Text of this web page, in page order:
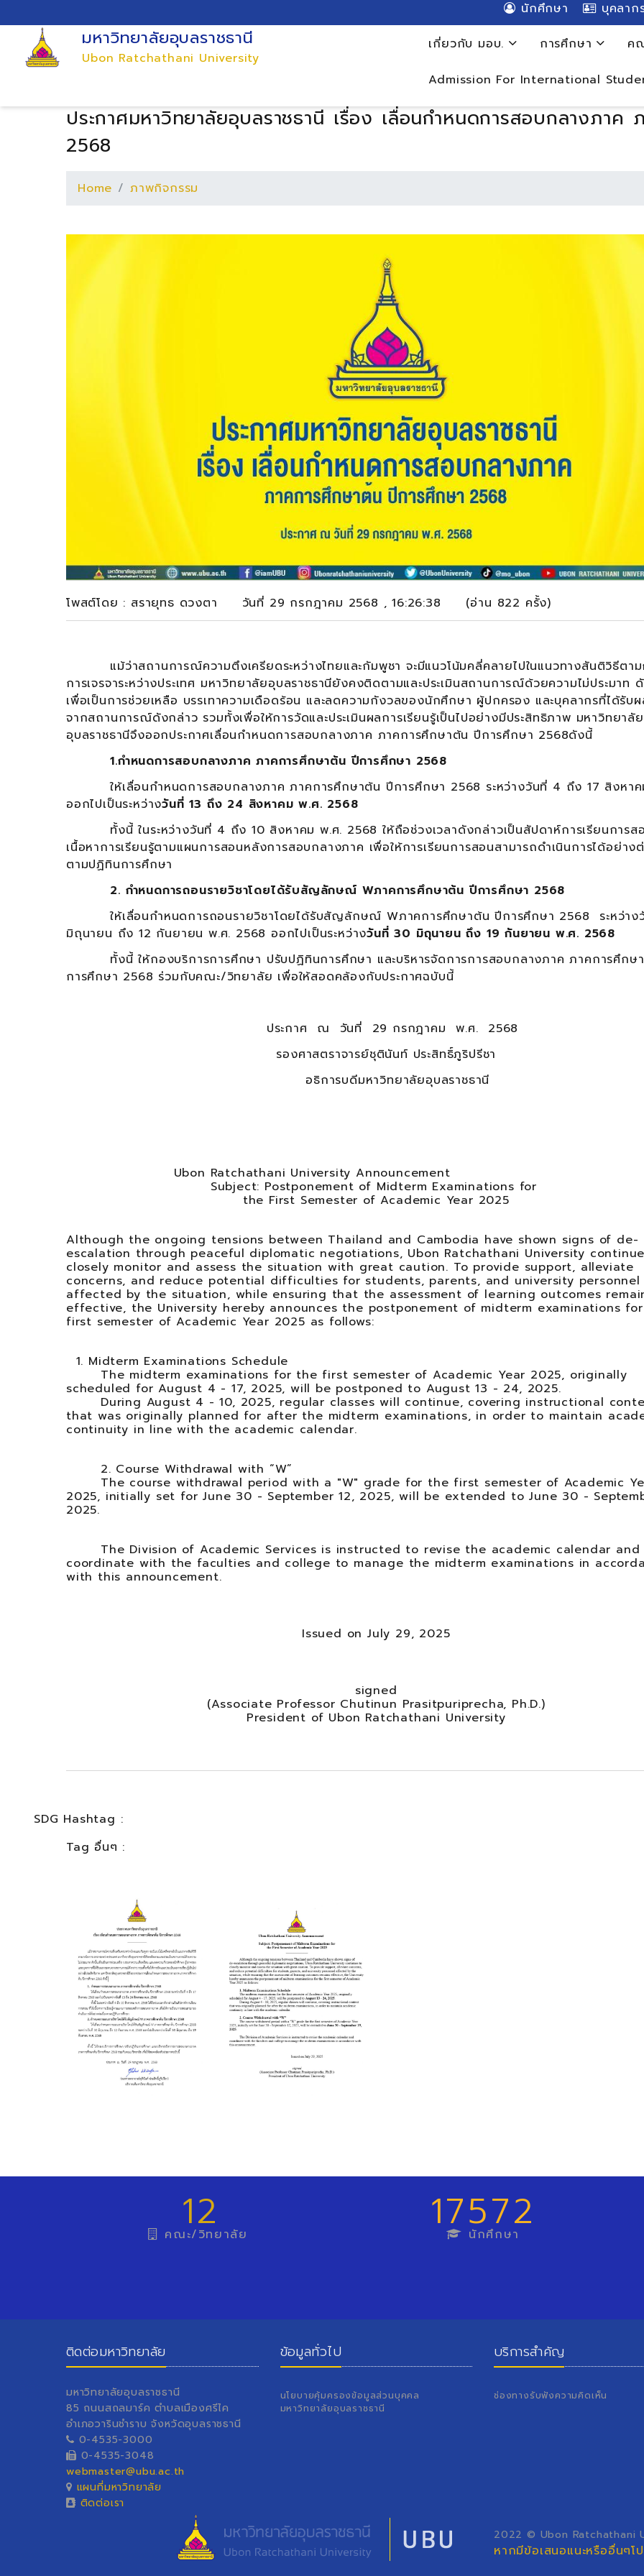
นักศึกษา บุคลาก
มหาวิทยาลัยอุบลราชธานี
Ubon Ratchathani University
เกี่ยวกับ มอบ. การศึกษา ค
Admission For International
ประกาศมหาวิทยาลัยอุบลราชธานี เรื่อง เลื่อนกำหนดการสอบกลางภา
2568
Home ภาพกิจกรรม
โพสต์โดย : สรายุทธ ดวงตา วันที่ 29 กรกฎาคม 2568 , 16:26:38 (อ่าน 822 ครั้ง)
แม้ว่าสถานการณ์ความตึงเครียดระหว่างไทยและกัมพูชา จะมีแนวโน้มคลี่คลายไปในแนวทางสันติวิธีตา
การเจรจาระหว่างประเทศ มหาวิทยาลัยอุบลราชธานียังคงติดตามและประเมินสถานการณ์ด้วยความไม่ประมาท
เพื่อเป็นการช่วยเหลือ บรรเทาความเดือดร้อน และลดความกังวลของนักศึกษา ผู้ปกครอง และบุคลากรที่ได้รับ
จากสถานการณ์ดังกล่าว รวมทั้งเพื่อให้การวัดและประเมินผลการเรียนรู้เป็นไปอย่างมีประสิทธิภาพ มหาวิทยาลัย
อุบลราชธานีจึงออกประกาศเลื่อนกำหนดการสอบกลางภาค ภาคการศึกษาต้น ปีการศึกษา 2568ดังนี้
1.กำหนดการสอบกลางภาค ภาคการศึกษาต้น ปีการศึกษา 2568
ให้เลื่อนกำหนดการสอบกลางภาค ภาคการศึกษาต้น ปีการศึกษา 2568 ระหว่างวันที่ 4 ถึง 17 สิงหา
ออกไปเป็นระหว่างวันที่ 13 ถึง 24 สิงหาคม พ.ศ. 2568
ทั้งนี้ ในระหว่างวันที่ 4 ถึง 10 สิงหาคม พ.ศ. 2568 ให้ถือช่วงเวลาดังกล่าวเป็นสัปดาห์การเรียนการส
เนื้อหาการเรียนรู้ตามแผนการสอนหลังการสอบกลางภาค เพื่อให้การเรียนการสอนสามารถดำเนินการได้อย่าง
ตามปฏิทินการศึกษา
2. กำหนดการถอนรายวิชาโดยได้รับสัญลักษณ์ Wภาคการศึกษาต้น ปีการศึกษา 2568
ให้เลื่อนกำหนดการถอนรายวิชาโดยได้รับสัญลักษณ์ Wภาคการศึกษาต้น ปีการศึกษา 2568 ระหว่าง
มิถุนายน ถึง 12 กันยายน พ.ศ. 2568 ออกไปเป็นระหว่างวันที่ 30 มิถุนายน ถึง 19 กันยายน พ.ศ. 2568
ทั้งนี้ ให้กองบริการการศึกษา ปรับปฏิทินการศึกษา และบริหารจัดการการสอบกลางภาค ภาคการศึกษ
การศึกษา 2568 ร่วมกับคณะ/วิทยาลัย เพื่อให้สอดคล้องกับประกาศฉบับนี้
ประกาศ ณ วันที่ 29 กรกฎาคม พ.ศ. 2568
รองศาสตราจารย์ชุตินันท์ ประสิทธิ์ภูริปรีชา
อธิการบดีมหาวิทยาลัยอุบลราชธานี
Ubon Ratchathani University Announcement
Subject: Postponement of Midterm Examinations for
the First Semester of Academic Year 2025
Although the ongoing tensions between Thailand and Cambodia have shown signs of de-
escalation through peaceful diplomatic negotiations, Ubon Ratchathani University
closely monitor and assess the situation with great caution. To provide support, alleviate
concerns, and reduce potential difficulties for students, parents, and university personnel
affected by the situation, while ensuring that the assessment of learning outcomes
effective, the University hereby announces the postponement of midterm examinations
first semester of Academic Year 2025 as follows:
1. Midterm Examinations Schedule
The midterm examinations for the first semester of Academic Year 2025, originally
scheduled for August 4 - 17, 2025, will be postponed to August 13 - 24, 2025.
During August 4 - 10, 2025, regular classes will continue, covering instructional
that was originally planned for after the midterm examinations, in order to maintain
continuity in line with the academic calendar.
2. Course Withdrawal with “W”
The course withdrawal period with a "W" grade for the first semester of Academic
2025, initially set for June 30 - September 12, 2025, will be extended toJune 30 -
2025.
The Division of Academic Services is instructed to revise the academic calendar and
coordinate with the faculties and college to manage the midterm examinations in
with this announcement.
Issued on July 29, 2025
signed
(Associate Professor Chutinun Prasitpuriprecha, Ph.D.)
President of Ubon Ratchathani University
SDG Hashtag :
Tag อื่นๆ :
12
คณะ/วิทยาลัย 17572
นักศึกษา
ติดต่อมหาวิทยาลัย
มหาวิทยาลัยอุบลราชธานี
85 ถนนสถลมาร์ค ตำบลเมืองศรีไค
อำเภอวารินชำราบ จังหวัดอุบลราชธานี
0-4535-3000
0-4535-3048
webmaster@ubu.ac.th
แผนที่มหาวิทยาลัย
ติดต่อเรา
ข้อมูลทั่วไป
นโยบายคุ้มครองข้อมูลส่วนบุคคล
มหาวิทยาลัยอุบลราชธานี
บริการสำคัญ
ช่องทางรับฟังความคิดเห็น
2022 © Ubon Ratchathani
หากมีข้อเสนอแนะหรืออื่นๆ